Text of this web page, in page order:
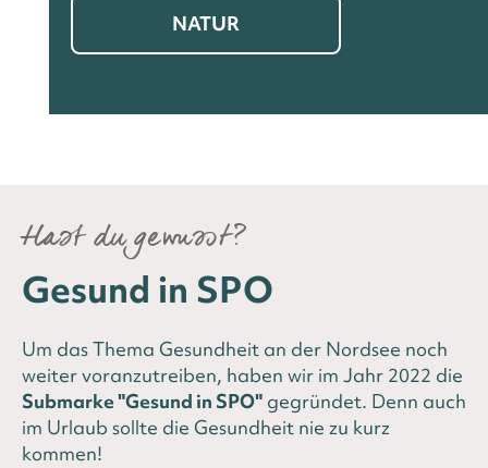
NATUR
Hast du gewusst?
Gesund in SPO
Um das Thema Gesundheit an der Nordsee noch
weiter voranzutreiben, haben wir im Jahr 2022 die
Submarke "Gesund in SPO" gegründet. Denn auch
im Urlaub sollte die Gesundheit nie zu kurz
kommen!